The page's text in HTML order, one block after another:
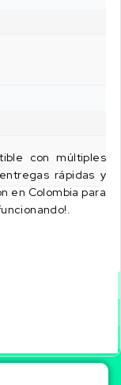
con múltiples
rápidas y
en Colombia para